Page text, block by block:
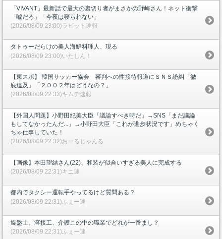
「VIVANT」最新話で最大の裏切り者がまさかの野崎さん！ネット衝撃
「嘘だろ」「今夜は寝られない」
(2026/08/09 23:00)ラビット速報
タトゥーだらけの美人海鮮料理人、現る
(2026/08/09 23:00)いたしん！
【東スポ】 韓国サッカー協会 審判への性接待報道にＳＮＳ紛糾「徹
底追及」「２００２年はどうなの？」
(2026/08/09 22:33)キムチ速報
【外国人問題】小野田紀美大臣「議論すべき時だ」→SNS「まだ議論
もしてなかったんだ...」→小野田大臣「これが進歩状況です」めちゃく
ちゃ仕事していた！
(2026/08/09 22:32)おーるじゃんる
【画像】本田望結さん(22)、和装が似合いすぎる美人に完成する
(2026/08/09 22:31)キニ速
都内でタクシー運転手やってるけど質問ある？
(2026/08/09 22:31)ふぇー速
旋盤士、溶接工、介護この中の職業でどれが一番まし？
(2026/08/09 22:31)ふぇー速